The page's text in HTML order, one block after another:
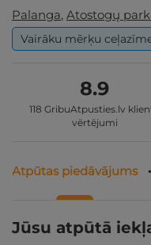
Palanga, Atostogų
Vairāku mērķu
8.9
118 GribuAtpusties.lv
vērtējumi
Atpūtas piedāvājums
Jūsu atpūtā